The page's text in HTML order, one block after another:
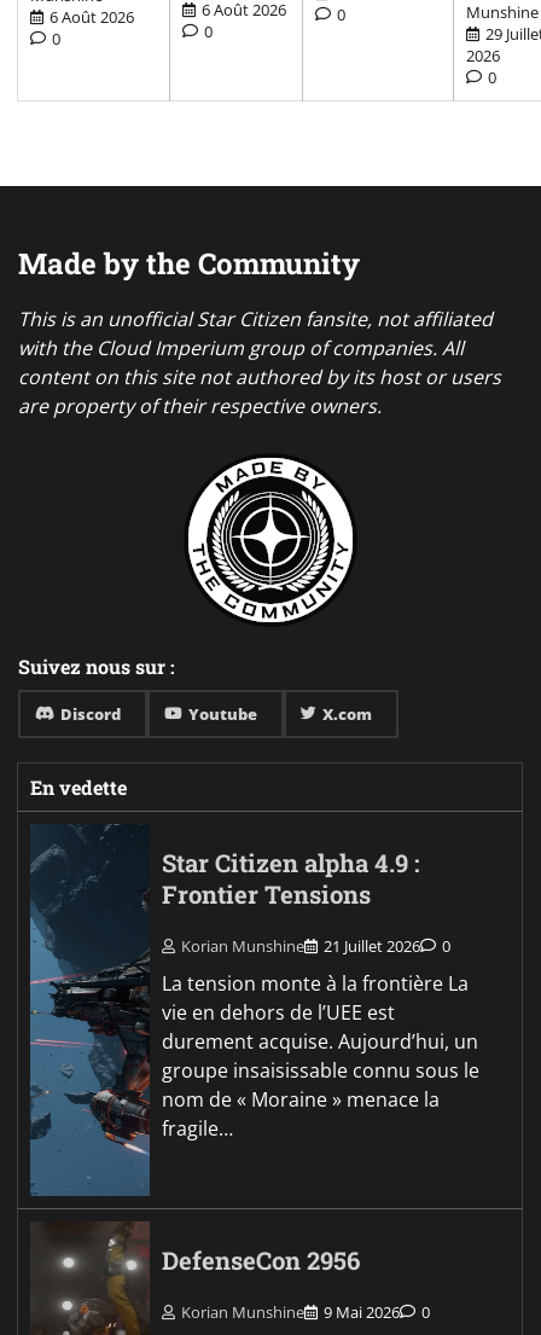
6 Août 2026
0
6 Août 2026
0
0
Munshine
29
2026
0
Made by the Community
This is an unofficial Star Citizen fansite, not affiliated
with the Cloud Imperium group of companies. All
content on this site not authored by its host or users
are property of their respective owners.
Suivez nous sur :
Discord Youtube X.com
En vedette
Star Citizen alpha 4.9 :
Frontier Tensions
Korian Munshine 21 Juillet 2026 0
La tension monte à la frontière La
vie en dehors de l’UEE est
durement acquise. Aujourd’hui, un
groupe insaisissable connu sous le
nom de « Moraine » menace la
fragile…
DefenseCon 2956
Korian Munshine 9 Mai 2026 0